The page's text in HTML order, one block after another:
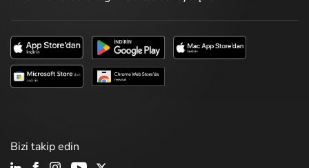
Bizi takip edin